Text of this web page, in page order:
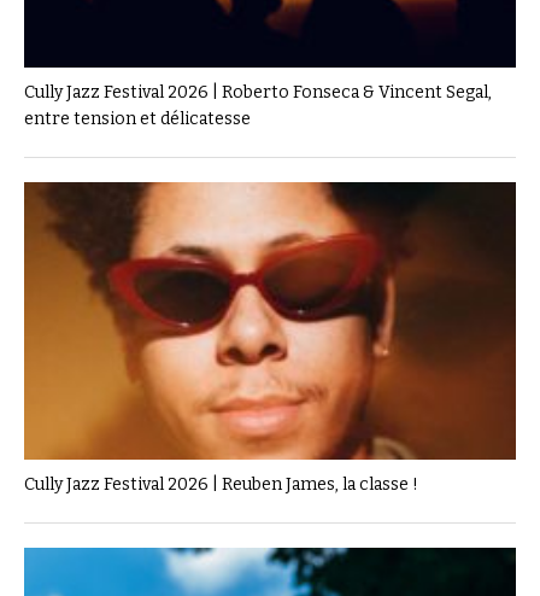
Cully Jazz Festival 2026 | Roberto Fonseca & Vincent Segal,
entre tension et délicatesse
Cully Jazz Festival 2026 | Reuben James, la classe !